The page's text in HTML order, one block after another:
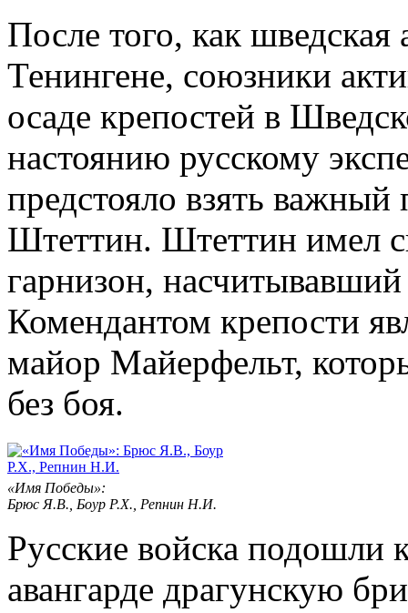
После того, как шведская
Тенингене, союзники
осаде крепостей в
настоянию русскому
предстояло взять
Штеттин. Штеттин имел
гарнизон,
Комендантом крепости
майор Майерфельт,
без боя.
«Имя Победы»:
Брюс Я.В., Боур Р.Х., Репнин Н.И.
Русские войска подошли
авангарде драгунскую